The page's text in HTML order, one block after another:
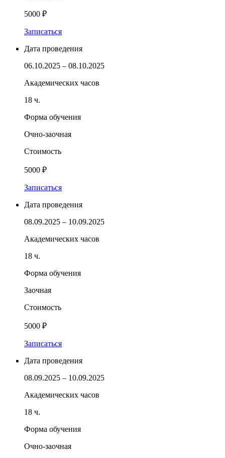
5000 ₽
Записаться
Дата проведения
06.10.2025 – 08.10.2025
Академических часов
18 ч.
Форма обучения
Очно-заочная
Стоимость
5000 ₽
Записаться
Дата проведения
08.09.2025 – 10.09.2025
Академических часов
18 ч.
Форма обучения
Заочная
Стоимость
5000 ₽
Записаться
Дата проведения
08.09.2025 – 10.09.2025
Академических часов
18 ч.
Форма обучения
Очно-заочная